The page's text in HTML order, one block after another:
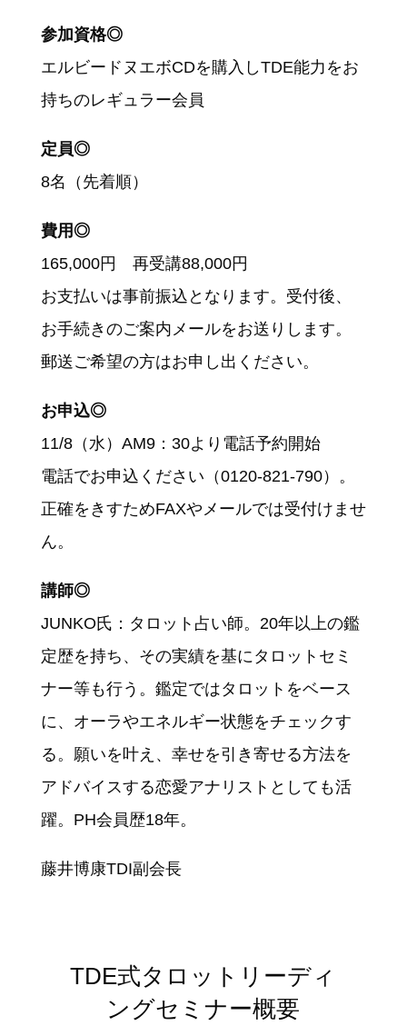
参加資格◎
エルビードヌエボCDを購入しTDE能力をお
持ちのレギュラー会員
定員◎
8名（先着順）
費用◎
165,000円 再受講88,000円
お支払いは事前振込となります。受付後、
お手続きのご案内メールをお送りします。
郵送ご希望の方はお申し出ください。
お申込◎
11/8（水）AM9：30より電話予約開始
電話でお申込ください（0120-821-790）。
正確をきすためFAXやメールでは受付けませ
ん。
講師◎
JUNKO氏：タロット占い師。20年以上の鑑
定歴を持ち、その実績を基にタロットセミ
ナー等も行う。鑑定ではタロットをベース
に、オーラやエネルギー状態をチェックす
る。願いを叶え、幸せを引き寄せる方法を
アドバイスする恋愛アナリストとしても活
躍。PH会員歴18年。
藤井博康TDI副会長
TDE式タロットリーディ
ングセミナー概要